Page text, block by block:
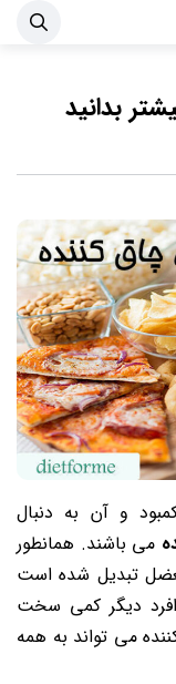
بدانید
و آن به دنبال
می باشند. همانطور
تبدیل شده است
دیگر کمی سخت
می تواند به همه